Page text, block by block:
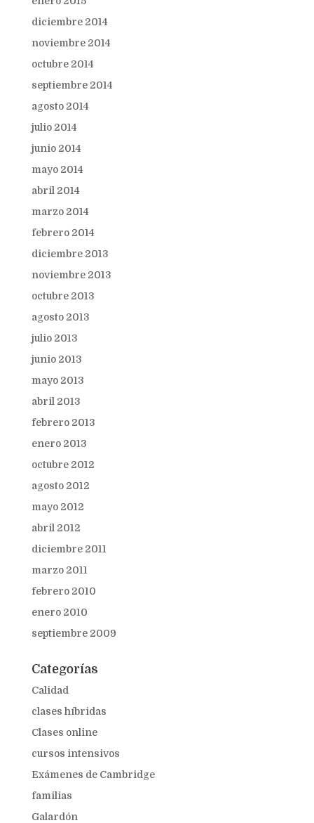
diciembre 2014
noviembre 2014
octubre 2014
septiembre 2014
agosto 2014
julio 2014
junio 2014
mayo 2014
abril 2014
marzo 2014
febrero 2014
diciembre 2013
noviembre 2013
octubre 2013
agosto 2013
julio 2013
junio 2013
mayo 2013
abril 2013
febrero 2013
enero 2013
octubre 2012
agosto 2012
mayo 2012
abril 2012
diciembre 2011
marzo 2011
febrero 2010
enero 2010
septiembre 2009
Categorías
Calidad
clases híbridas
Clases online
cursos intensivos
Exámenes de Cambridge
familias
Galardón